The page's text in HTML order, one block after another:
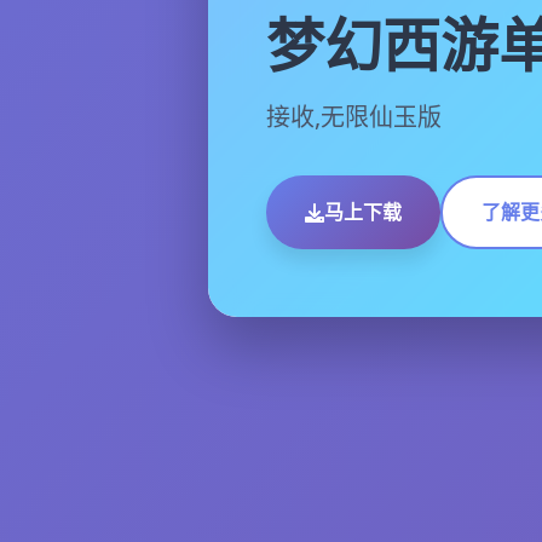
梦幻西游
接收,无限仙玉版
马上下载 了解